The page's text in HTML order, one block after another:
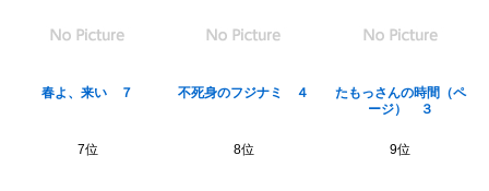
春よ、来い ７ 不死身のフジナミ ４
たもっさんの時間（ペ
ージ） ３
7位 8位 9位